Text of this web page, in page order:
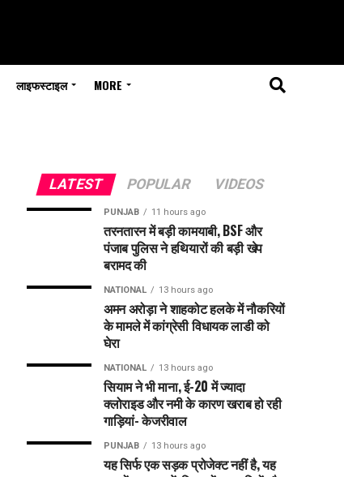
लाइफस्टाइल MORE
LATEST POPULAR VIDEOS
PUNJAB 11 hours ago
तरनतारन में बड़ी कामयाबी, BSF और
पंजाब पुलिस ने हथियारों की बड़ी खेप
बरामद की
NATIONAL 13 hours ago
अमन अरोड़ा ने शाहकोट हलके में नौकरियों
के मामले में कांग्रेसी विधायक लाडी को
घेरा
NATIONAL 13 hours ago
सियाम ने भी माना, ई-20 में ज्यादा
क्लोराइड और नमी के कारण खराब हो रही
गाड़ियां- केजरीवाल
PUNJAB 13 hours ago
यह सिर्फ एक सड़क प्रोजेक्ट नहीं है, यह